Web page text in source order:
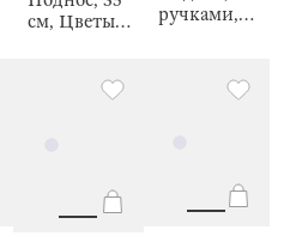
см, Цветы,
ручками,